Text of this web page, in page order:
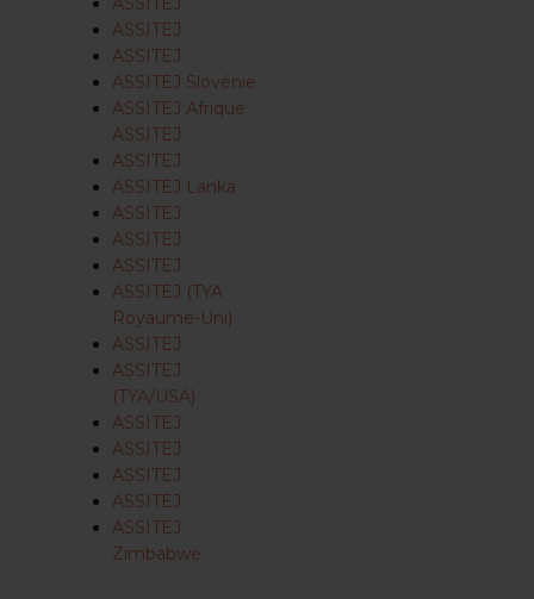
ASSITEJ
ASSITEJ
ASSITEJ Slovénie
ASSITEJ Afrique
ASSITEJ
ASSITEJ
ASSITEJ Lanka
ASSITEJ
ASSITEJ
ASSITEJ
ASSITEJ (TYA
Royaume-Uni)
ASSITEJ
ASSITEJ
(TYA/USA)
ASSITEJ
ASSITEJ
ASSITEJ
ASSITEJ
ASSITEJ
Zimbabwe